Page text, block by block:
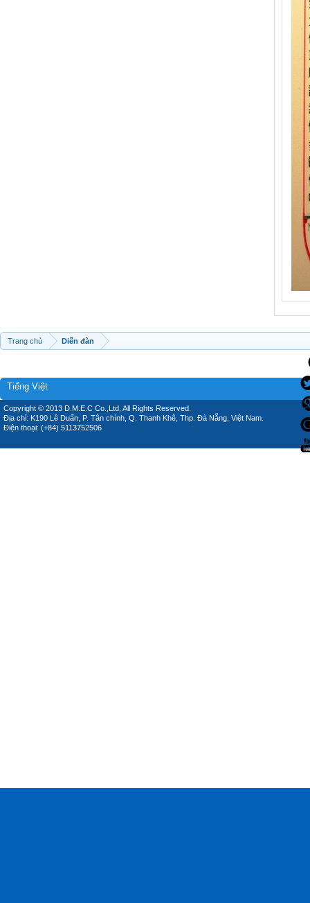
Trang chủ Diễn đàn
Tiếng Việt
Copyright © 2013 D.M.E.C Co.,Ltd, All Rights Reserved.
Địa chỉ: K190 Lê Duẩn, P. Tân chính, Q. Thanh Khê, Thp. Đà Nẵng, Việt Nam.
Điện thoại: (+84) 5113752506